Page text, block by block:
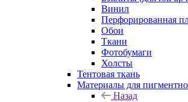
Винил
Перфорированная
Обои
Ткани
Фотобумаги
Холсты
Тентовая ткань
Материалы для
Назад